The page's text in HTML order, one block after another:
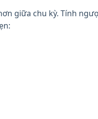
giữa chu kỳ. Tính